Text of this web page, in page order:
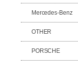
Mercedes-Benz
OTHER
PORSCHE